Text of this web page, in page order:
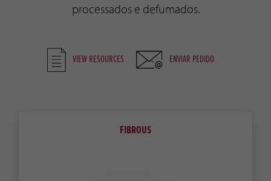
processados e defumados.
VIEW RESOURCES ENVIAR PEDIDO
FIBROUS